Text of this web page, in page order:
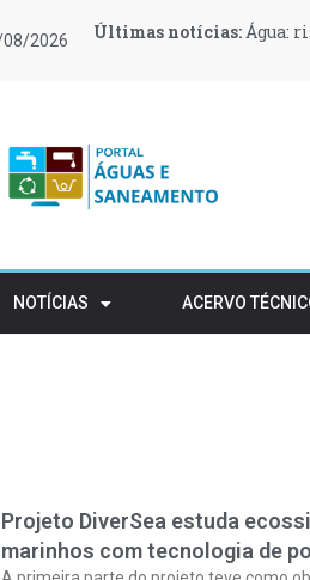
2026 Últimas notícias:Água:
Últimas notícias:O
Últimas notícias:O que
Últimas notícias:Moeve
apoiar 400 famílias
Últimas notícias:Novas
Últimas notícias:
NOTÍCIAS ACERVO
Projeto DiverSea estuda
marinhos com tecnologia de